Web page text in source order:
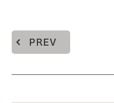
PREV